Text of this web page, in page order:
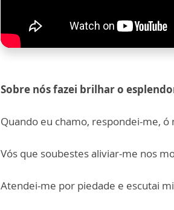
Sobre nós fazei brilhar o
Quando eu chamo, respondei-me, ó
Vós que soubestes aliviar-me nos
Atendei-me por piedade e escutai